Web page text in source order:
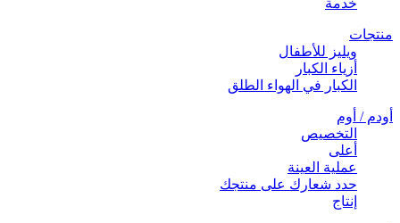
منتجات
ويليز للأطفال
أزياء الكبار
الكبار في الهواء الطلق
أودم / أوم
التخصيص
أعلى
عملية العينة
حدد شعارك على منتجك
إنتاج